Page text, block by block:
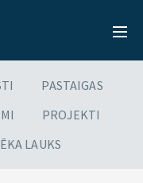
PASTAIGAS
PROJEKTI
LAUKS